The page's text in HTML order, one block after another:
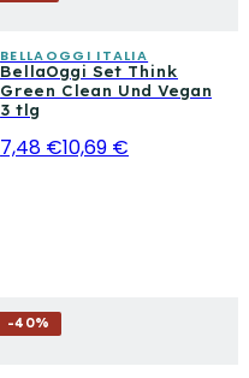
BELLAOGGI ITALIA
BellaOggi Set Think
Green Clean Und Vegan
3 tlg
7,48 €10,69 €
-40%